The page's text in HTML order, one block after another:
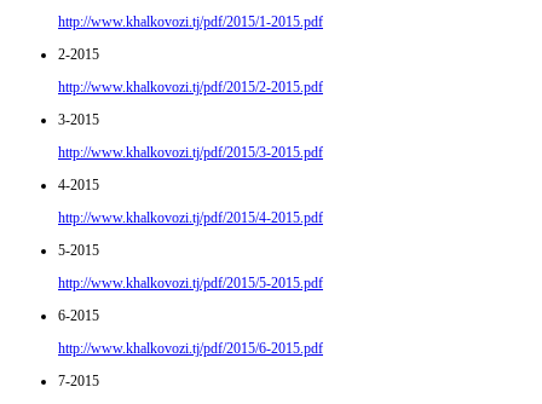
http://www.khalkovozi.tj/pdf/2015/1-2015.pdf
2-2015
http://www.khalkovozi.tj/pdf/2015/2-2015.pdf
3-2015
http://www.khalkovozi.tj/pdf/2015/3-2015.pdf
4-2015
http://www.khalkovozi.tj/pdf/2015/4-2015.pdf
5-2015
http://www.khalkovozi.tj/pdf/2015/5-2015.pdf
6-2015
http://www.khalkovozi.tj/pdf/2015/6-2015.pdf
7-2015